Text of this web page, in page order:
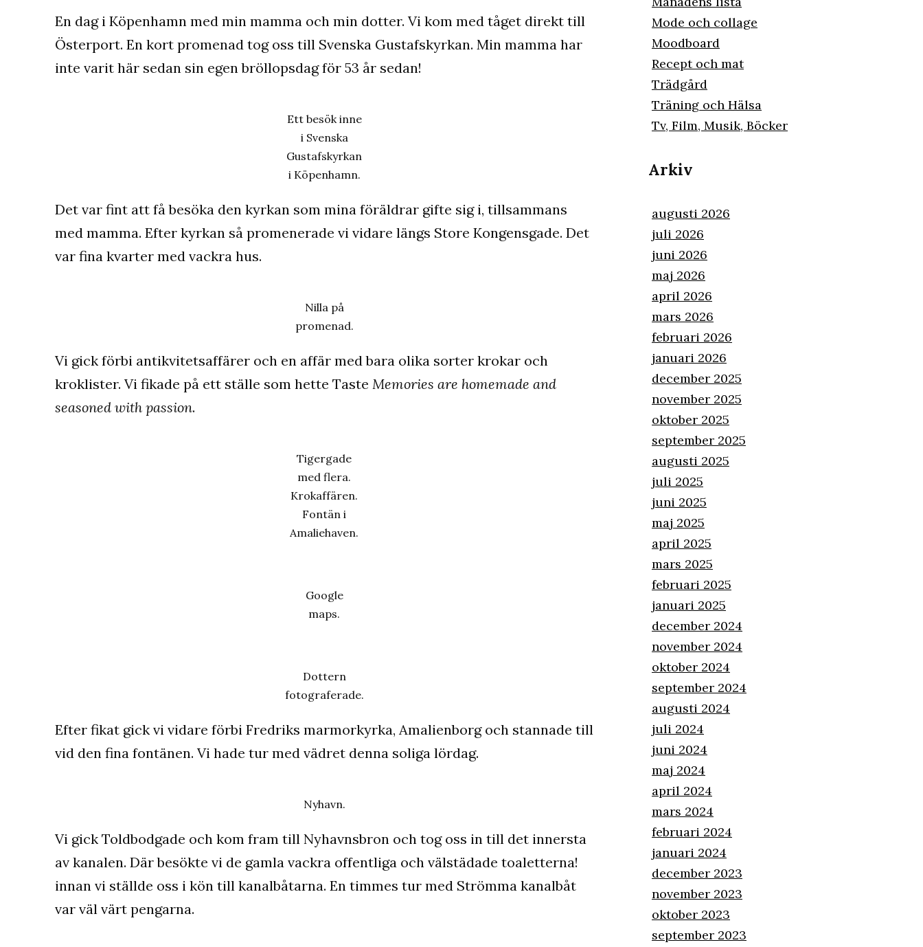
En dag i Köpenhamn med min mamma och min dotter. Vi kom med tåget direkt till
Österport. En kort promenad tog oss till Svenska Gustafskyrkan. Min mamma har
inte varit här sedan sin egen bröllopsdag för 53 år sedan!
Ett besök inne
i Svenska
Gustafskyrkan
i Köpenhamn.
Det var fint att få besöka den kyrkan som mina föräldrar gifte sig i, tillsammans
med mamma. Efter kyrkan så promenerade vi vidare längs Store Kongensgade. Det
var fina kvarter med vackra hus.
Nilla på
promenad.
Vi gick förbi antikvitetsaffärer och en affär med bara olika sorter krokar och
kroklister. Vi fikade på ett ställe som hette Taste Memories are homemade and
seasoned with passion.
Tigergade
med flera.
Krokaffären.
Fontän i
Amaliehaven.
Google
maps.
Dottern
fotograferade.
Efter fikat gick vi vidare förbi Fredriks marmorkyrka, Amalienborg och stannade till
vid den fina fontänen. Vi hade tur med vädret denna soliga lördag.
Nyhavn.
Vi gick Toldbodgade och kom fram till Nyhavnsbron och tog oss in till det innersta
av kanalen. Där besökte vi de gamla vackra offentliga och välstädade toaletterna!
innan vi ställde oss i kön till kanalbåtarna. En timmes tur med Strömma kanalbåt
var väl värt pengarna.
Mode och collage
Moodboard
Recept och mat
Trädgård
Träning och Hälsa
Tv, Film, Musik, Böcker
Arkiv
augusti 2026
juli 2026
juni 2026
maj 2026
april 2026
mars 2026
februari 2026
januari 2026
december 2025
november 2025
oktober 2025
september 2025
augusti 2025
juli 2025
juni 2025
maj 2025
april 2025
mars 2025
februari 2025
januari 2025
december 2024
november 2024
oktober 2024
september 2024
augusti 2024
juli 2024
juni 2024
maj 2024
april 2024
mars 2024
februari 2024
januari 2024
december 2023
november 2023
oktober 2023
september 2023